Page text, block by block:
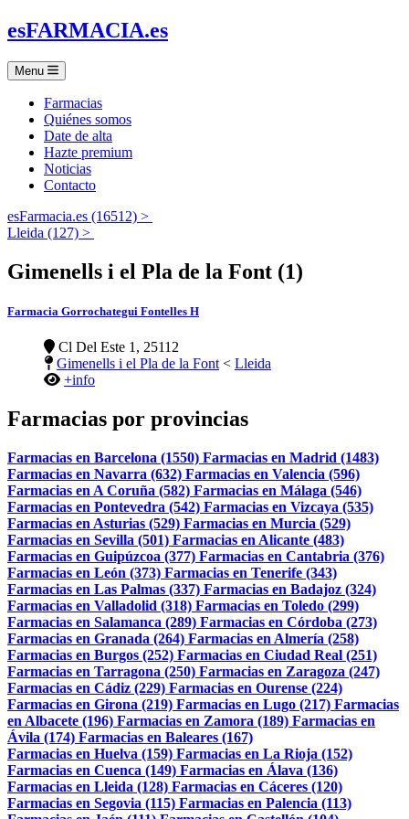
esFARMACIA.es
Menu
Farmacias
Quiénes somos
Date de alta
Hazte premium
Noticias
Contacto
esFarmacia.es (16512) >
Lleida (127) >
Gimenells i el Pla de la Font (1)
Farmacia Gorrochategui Fontelles H
Cl Del Este 1, 25112
Gimenells i el Pla de la Font < Lleida
+info
Farmacias por provincias
Farmacias en Barcelona (1550) Farmacias en Madrid (1483)
Farmacias en Navarra (632) Farmacias en Valencia (596)
Farmacias en A Coruña (582) Farmacias en Málaga (546)
Farmacias en Pontevedra (542) Farmacias en Vizcaya (535)
Farmacias en Asturias (529) Farmacias en Murcia (529)
Farmacias en Sevilla (501) Farmacias en Alicante (483)
Farmacias en Guipúzcoa (377) Farmacias en Cantabria (376)
Farmacias en León (373) Farmacias en Tenerife (343)
Farmacias en Las Palmas (337) Farmacias en Badajoz (324)
Farmacias en Valladolid (318) Farmacias en Toledo (299)
Farmacias en Salamanca (289) Farmacias en Córdoba (273)
Farmacias en Granada (264) Farmacias en Almería (258)
Farmacias en Burgos (252) Farmacias en Ciudad Real (251)
Farmacias en Tarragona (250) Farmacias en Zaragoza (247)
Farmacias en Cádiz (229) Farmacias en Ourense (224)
Farmacias en Girona (219) Farmacias en Lugo (217) Farmacias
en Albacete (196) Farmacias en Zamora (189) Farmacias en
Ávila (174) Farmacias en Baleares (167)
Farmacias en Huelva (159) Farmacias en La Rioja (152)
Farmacias en Cuenca (149) Farmacias en Álava (136)
Farmacias en Lleida (128) Farmacias en Cáceres (120)
Farmacias en Segovia (115) Farmacias en Palencia (113)